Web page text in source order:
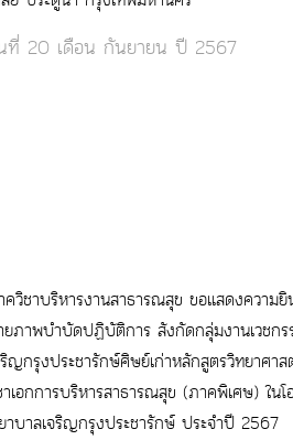
ที่ 20 เดือน กันยายน ปี 2567
ควิชาบริหารงานสาธารณสุข ขอแสดงควา
ยภาพบำบัดปฏิบัติการ สังกัดกลุ่มงานเวชก
ริญกรุงประชารักษ์ศิษย์เก่าหลักสูตรวิทยาศ
เอกการบริหารสาธารณสุข (ภาคพิเศษ) ใน
าบาลเจริญกรุงประชารักษ์ ประจำปี 2567